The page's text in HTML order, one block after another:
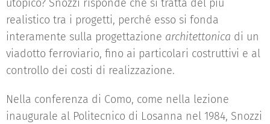
utopico? Snozzi risponde che si tratta del più
realistico tra i progetti, perché esso si fonda
interamente sulla progettazione architettonica di un
viadotto ferroviario, fino ai particolari costruttivi e al
controllo dei costi di realizzazione.
Nella conferenza di Como, come nella lezione
inaugurale al Politecnico di Losanna nel 1984, Snozzi